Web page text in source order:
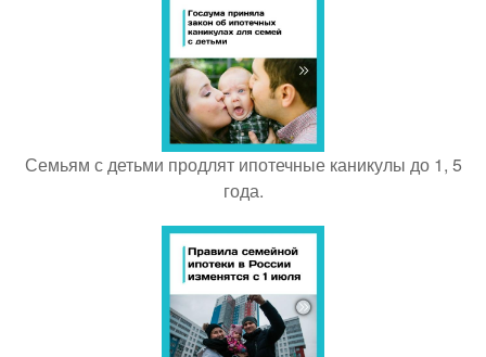
Семьям с детьми продлят ипотечные каникулы до 1, 5
года.